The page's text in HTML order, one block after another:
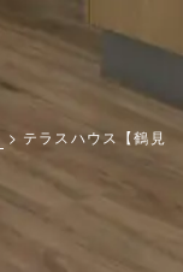
テラスハウス【鶴見